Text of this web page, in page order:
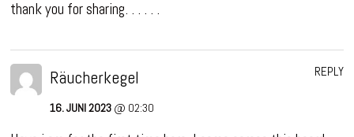
thank you for sharing. . . . . .
Räucherkegel
16. JUNI 2023 @ 02:30
REPLY